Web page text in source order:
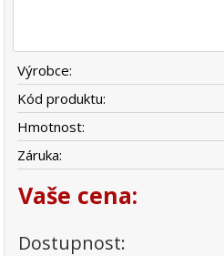
Výrobce:
Kód produktu:
Hmotnost:
Záruka:
Vaše cena:
Dostupnost: